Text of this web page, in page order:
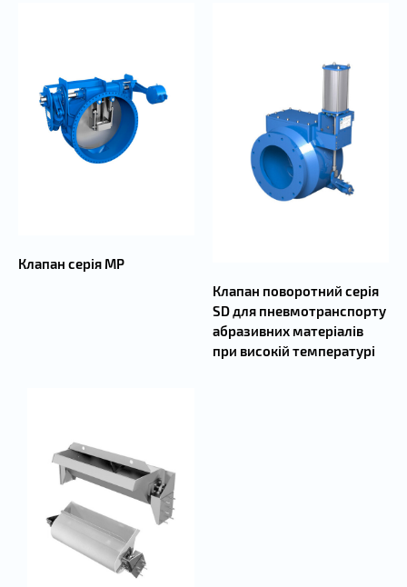
Клапан серія MP
Клапан поворотний серія
SD для пневмотранспорту
абразивних матеріалів
при високій температурі